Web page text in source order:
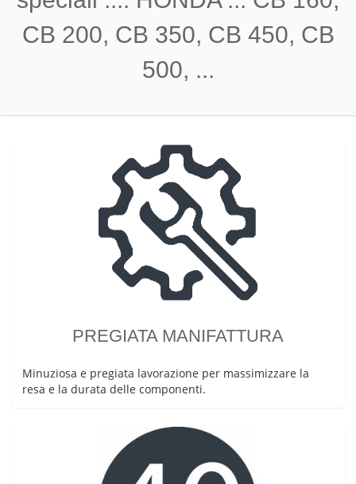
CB 200, CB 350, CB 450, CB
500, ...
PREGIATA MANIFATTURA
Minuziosa e pregiata lavorazione per massimizzare la
resa e la durata delle componenti.